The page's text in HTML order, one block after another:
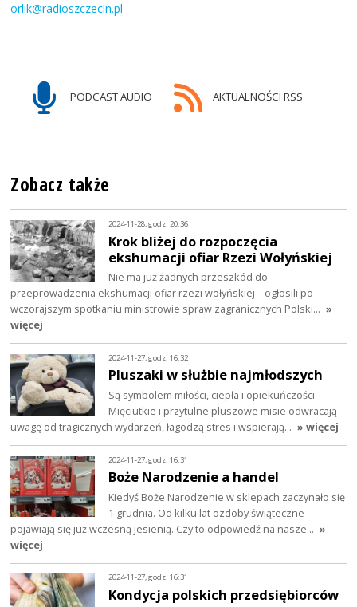
orlik@radioszczecin.pl
PODCAST AUDIO AKTUALNOŚCI RSS
Zobacz także
2024-11-28, godz. 20:36
Krok bliżej do rozpoczęcia
ekshumacji ofiar Rzezi Wołyńskiej
Nie ma już żadnych przeszkód do
przeprowadzenia ekshumacji ofiar rzezi wołyńskiej – ogłosili po
wczorajszym spotkaniu ministrowie spraw zagranicznych Polski… »
więcej
2024-11-27, godz. 16:32
Pluszaki w służbie najmłodszych
Są symbolem miłości, ciepła i opiekuńczości.
Mięciutkie i przytulne pluszowe misie odwracają
uwagę od tragicznych wydarzeń, łagodzą stres i wspierają… » więcej
2024-11-27, godz. 16:31
Boże Narodzenie a handel
Kiedyś Boże Narodzenie w sklepach zaczynało się
1 grudnia. Od kilku lat ozdoby świąteczne
pojawiają się już wczesną jesienią. Czy to odpowiedź na nasze… »
więcej
2024-11-27, godz. 16:31
Kondycja polskich przedsiębiorców